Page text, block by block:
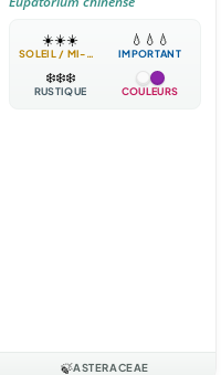
☀️☀️☀️
SOLEIL / MI-OMBRE
💧 💧 💧
IMPORTANT
❄️❄️❄️
RUSTIQUE COULEURS
🍃ASTERACEAE